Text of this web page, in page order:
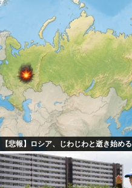
【悲報】ロシア、じわじわと逝き始める